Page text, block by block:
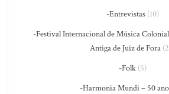
-Entrevistas(10)
-Festival Internacional de Música
Antiga de Juiz de Fora
-Folk(5)
-Harmonia Mundi – 50